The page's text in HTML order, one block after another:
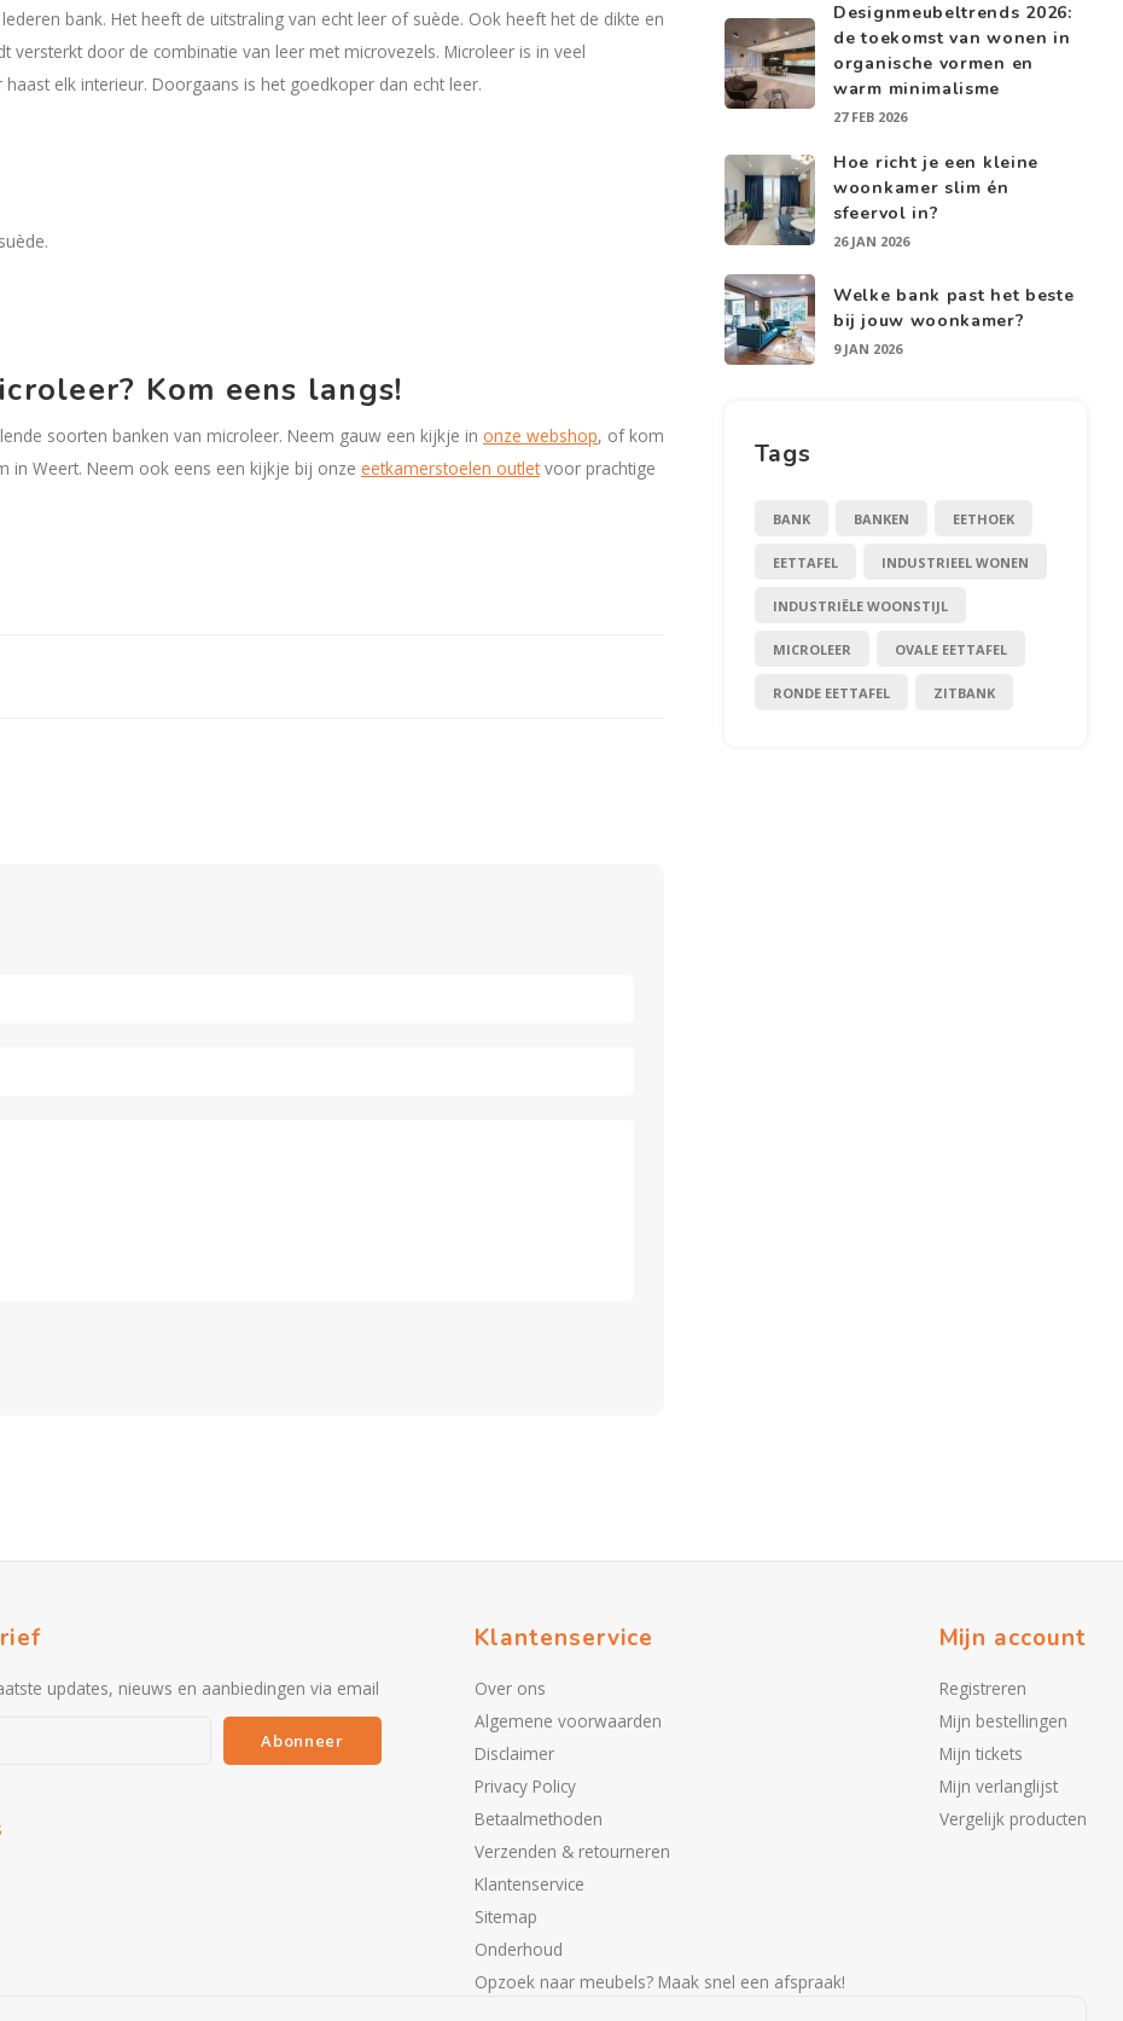
bank. Het heeft de uitstraling van echt leer of suède. Ook heeft het de dikte en
versterkt door de combinatie van leer met microvezels. Microleer is in veel
elk interieur. Doorgaans is het goedkoper dan echt leer.
Kom eens langs!
soorten banken van microleer. Neem gauw een kijkje in onze webshop, of kom
in Weert. Neem ook eens een kijkje bij onze eetkamerstoelen outlet voor prachtige
Designmeubeltrends 2026:
de toekomst van wonen in
organische vormen en
warm minimalisme
27 FEB 2026
Hoe richt je een kleine
woonkamer slim én
sfeervol in?
26 JAN 2026
Welke bank past het beste
bij jouw woonkamer?
9 JAN 2026
Tags
BANK BANKEN EETHOEK
EETTAFEL INDUSTRIEEL WONEN
INDUSTRIËLE WOONSTIJL
MICROLEER OVALE EETTAFEL
RONDE EETTAFEL ZITBANK
updates, nieuws en aanbiedingen via email
Abonneer
Klantenservice
Over ons
Algemene voorwaarden
Disclaimer
Privacy Policy
Betaalmethoden
Verzenden & retourneren
Klantenservice
Sitemap
Onderhoud
Opzoek naar meubels? Maak snel een afspraak!
Mijn account
Registreren
Mijn bestellingen
Mijn tickets
Mijn verlanglijst
Vergelijk producten